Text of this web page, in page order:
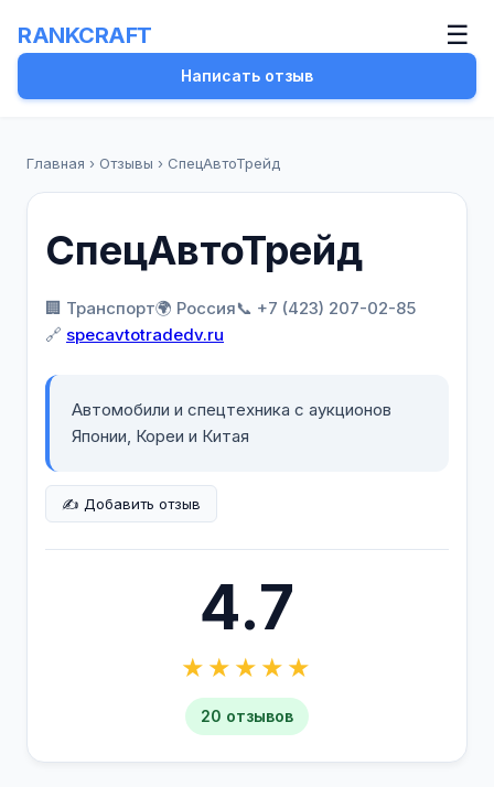
RANKCRAFT ☰
Написать отзыв
Главная › Отзывы › СпецАвтоТрейд
СпецАвтоТрейд
🏢 Транспорт🌍 Россия📞 +7 (423) 207-02-85
🔗 specavtotradedv.ru
Автомобили и спецтехника с аукционов
Японии, Кореи и Китая
✍️ Добавить отзыв
4.7
★★★★★
20 отзывов